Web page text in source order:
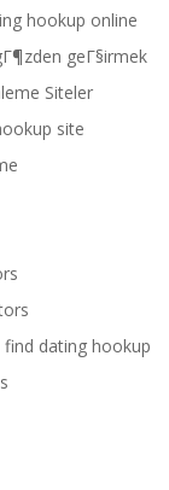
hookup online
geГ§irmek
Siteler
site
dating hookup